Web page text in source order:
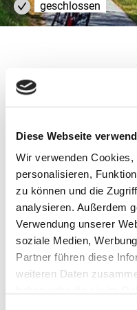
Diese Webseite
Wir verwenden
personalisieren,
zu können und die
analysieren. Außerdem
Verwendung unserer
soziale Medien,
Partner führen diese
weiteren Daten
geschlossen
Dritter
2024
Das Skizzenfenster der
seit dem 26. August
an alle Teilnehmerinnen
Projektskizze eingereicht
Auswahlverfahrens
voraussichtlich Ende
weiterer Förderaufruf ist